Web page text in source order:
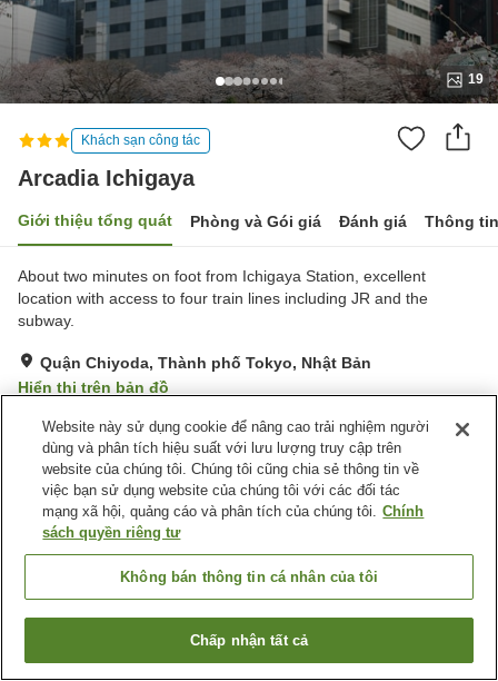
19
Khách sạn công tác
Arcadia Ichigaya
Giới thiệu tổng quát Phòng và Gói giá Đánh giá Thông
About two minutes on foot from Ichigaya Station, excellent
location with access to four train lines including JR and the
subway.
Quận Chiyoda, Thành phố Tokyo, Nhật Bản
Hiển thị trên bản đồ
Rất tốt Đánh giá:465 lượt
Tiện nghi chỗ nghỉ
Bãi đỗ xe
Nhà hàng
Lounge
Trang chủ Nhật Bản Thành phố Tokyo
Quận Chiyoda
Arcadia Ichigaya
Tìm phòng trống
Website này sử dụng cookie để nâng cao trải nghiệm người
dùng và phân tích hiệu suất với lưu lượng truy cập trên
website của chúng tôi. Chúng tôi cũng chia sẻ thông tin về
việc bạn sử dụng website của chúng tôi với các đối tác
mạng xã hội, quảng cáo và phân tích của chúng tôi. Chính
sách quyền riêng tư
Không bán thông tin cá nhân của tôi
Chấp nhận tất cả